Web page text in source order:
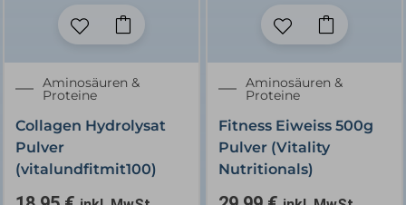
Aminosäuren &
Proteine
Collagen Hydrolysat
Pulver
(vitalundfitmit100)
Dieses
Produkt
weist
mehrere
auf.
Die
Optionen
Aminosäuren &
Proteine
Fitness Eiweiss 500g
Pulver (Vitality
Nutritionals)